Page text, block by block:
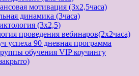
мотивация (3х2,5часа)
динамика (3часа)
(3х2,5)
проведения вебинаров(2х2часа)
успеха 90 дневная программа
обучения VIP коучингу